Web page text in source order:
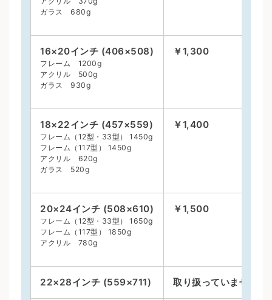
ガラス 680g
16×20インチ (406×508)
フレーム 1200g
アクリル 500g
ガラス 930g
￥1,300
18×22インチ (457×559)
フレーム（12型・33型） 1450g
フレーム（117型） 1450g
アクリル 620g
ガラス 520g
￥1,400
20×24インチ (508×610)
フレーム（12型・33型） 1650g
フレーム（117型） 1850g
アクリル 780g
￥1,500
22×28インチ (559×711) 取り扱っていません